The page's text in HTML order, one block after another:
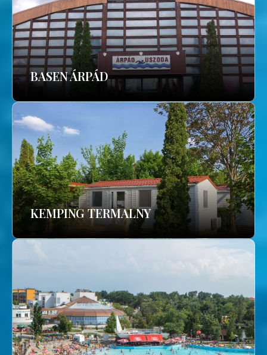
BASEN ÁRPÁD
KEMPING TERMALNY